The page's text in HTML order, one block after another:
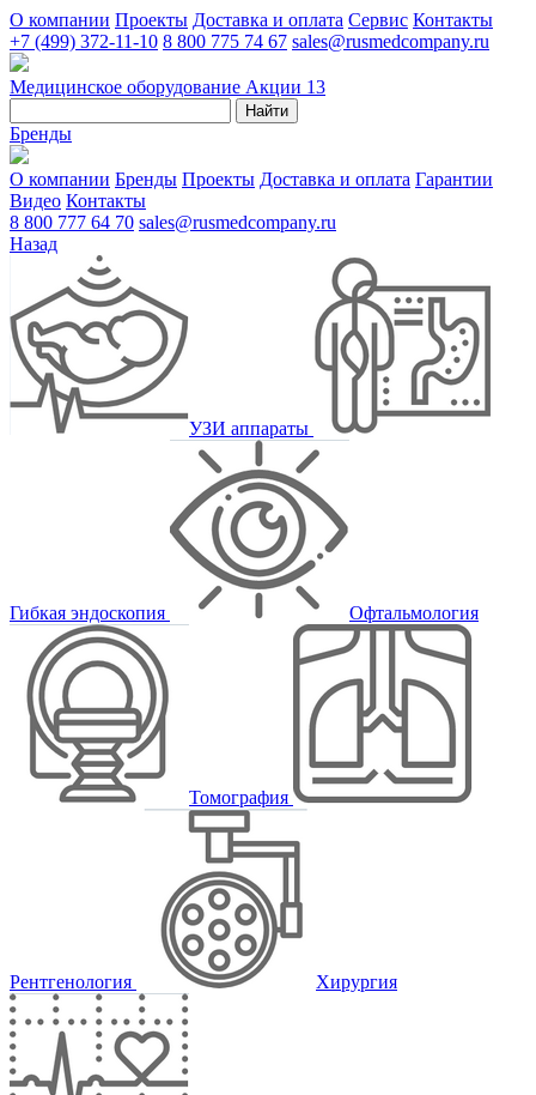
О компании Проекты Доставка и оплата Сервис Контакты
+7 (499) 372-11-10 8 800 775 74 67 sales@rusmedcompany.ru
Медицинское оборудование Акции 13
Найти
Бренды
О компании Бренды Проекты Доставка и оплата Гарантии
Видео Контакты
8 800 777 64 70 sales@rusmedcompany.ru
Назад
УЗИ аппараты
Гибкая эндоскопия Офтальмология
Томография
Рентгенология Хирургия